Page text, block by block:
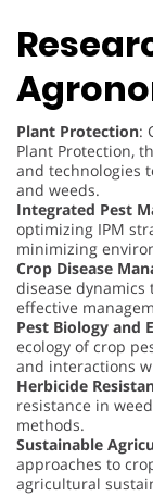
Plant Protection:
Plant Protection,
and technologies
and weeds.
Integrated Pest
optimizing IPM
minimizing
Crop Disease
disease
effective
Pest Biology and
ecology of crop
and interactions
Herbicide
resistance in
methods.
Sustainable
approaches to
agricultural